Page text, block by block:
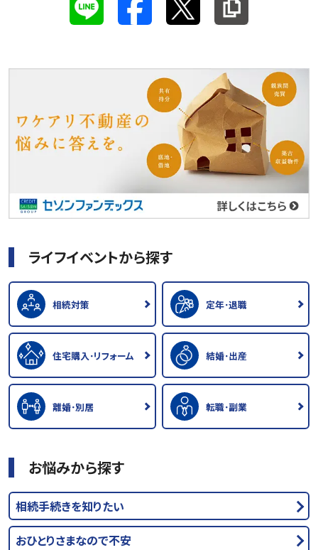
ライフイベントから探す
相続対策 定年･退職
住宅購入･リフォーム 結婚･出産
離婚･別居 転職･副業
お悩みから探す
相続手続きを知りたい
おひとりさまなので不安